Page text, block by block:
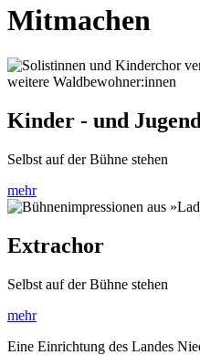
Mitmachen
Kinder - und
Selbst auf der Bühne stehen
mehr
Extrachor
Selbst auf der Bühne stehen
mehr
Eine Einrichtung des Landes